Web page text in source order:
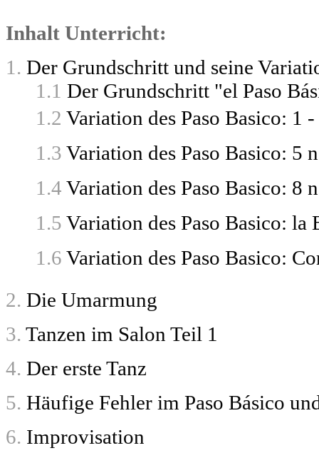
Inhalt Unterricht:
1. Der Grundschritt und seine
1.1 Der Grundschritt "el Paso
1.2 Variation des Paso Basico: 1
1.3 Variation des Paso Basico: 5
1.4 Variation des Paso Basico: 8
1.5 Variation des Paso Basico: la
1.6 Variation des Paso Basico:
2. Die Umarmung
3. Tanzen im Salon Teil 1
4. Der erste Tanz
5. Häufige Fehler im Paso Básico
6. Improvisation